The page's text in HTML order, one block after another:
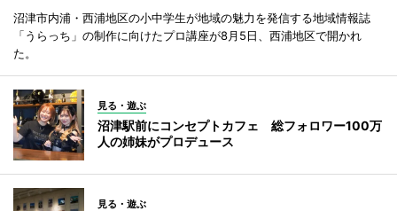
沼津市内浦・西浦地区の小中学生が地域の魅力を発信する地域情報誌
「うらっち」の制作に向けたプロ講座が8月5日、西浦地区で開かれ
た。
見る・遊ぶ
沼津駅前にコンセプトカフェ 総フォロワー100万
人の姉妹がプロデュース
見る・遊ぶ